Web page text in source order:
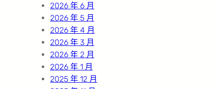
2026 年 6 月
2026 年 5 月
2026 年 4 月
2026 年 3 月
2026 年 2 月
2026 年 1 月
2025 年 12 月